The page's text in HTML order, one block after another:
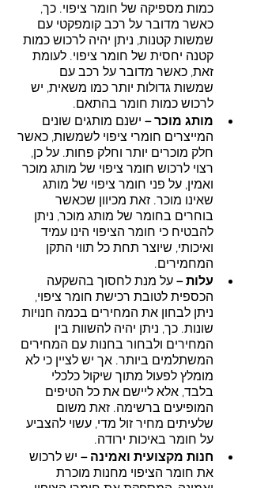
כמות מספיקה של חומר ציפוי. כך,
כאשר מדובר על רכב קומפקטי עם
שמשות קטנות, ניתן יהיה לרכוש כמות
קטנה יחסית של חומר ציפוי. לעומת
זאת, כאשר מדובר על רכב עם
שמשות גדולות יותר כמו משאית, יש
לרכוש כמות חומר בהתאם.
מותג מוכר – ישנם מותגים שונים
המייצרים חומרי ציפוי לשמשות, כאשר
חלק מוכרים יותר וחלק פחות. על כן,
רצוי לרכוש חומר ציפוי של מותג מוכר
ואמין, על פני חומר ציפוי של מותג
שאינו מוכר. זאת מכיוון שכאשר
בוחרים בחומר של מותג מוכר, ניתן
להבטיח כי חומר הציפוי הינו עמיד
ואיכותי, שיוצר תחת כל תווי התקן
המחמירים.
עלות – על מנת לחסוך בהשקעה
הכספית לטובת רכישת חומר ציפוי,
ניתן לבחון את המחירים בכמה חנויות
שונות. כך, ניתן יהיה להשוות בין
המחירים ולבחור בחנות עם המחירים
המשתלמים ביותר. אך יש לציין כי לא
מומלץ לפעול מתוך שיקול כלכלי
בלבד, אלא ליישם את כל הטיפים
המופיעים ברשימה. זאת משום
שלעיתים מחיר זול מדי, עשוי להצביע
על חומר באיכות ירודה.
חנות מקצועית ואמינה – יש לרכוש
את חומר הציפוי מחנות מוכרת